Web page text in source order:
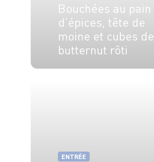
Bouchées au pain
d’épices, tête de
moine et cubes de
butternut rôti
ENTRÉE